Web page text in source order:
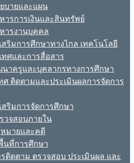
บายและแผน
ารการเงินและสินทรัพย์
ารงานบุคคล
สริมการศึกษาทางไกล เทคโนโลยี
ทศและการสื่อสาร
าครูและบุคลากรทางการศึกษา
ศ ติดตามและประเมินผลการจัดการ
สริมการจัดการศึกษา
วจสอบภายใน
มายและคดี
นที่การศึกษา
ติดตาม ตรวจสอบ ประเมินผล และ